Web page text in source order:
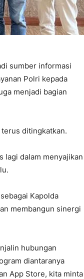
sumber informasi
Polri kepada
menjadi bagian
ditingkatkan.
lagi dalam menyajikan
Kapolda
membangun sinergi
hubungan
diantaranya
App Store, kita minta